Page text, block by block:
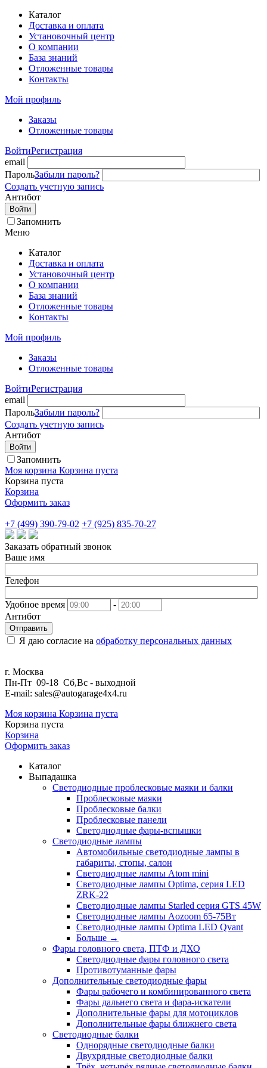
Каталог
Доставка и оплата
Установочный центр
О компании
База знаний
Отложенные товары
Контакты
Мой профиль
Заказы
Отложенные товары
ВойтиРегистрация
email
ПарольЗабыли пароль?
Создать учетную запись
Антибот
Войти
Запомнить
Меню
Каталог
Доставка и оплата
Установочный центр
О компании
База знаний
Отложенные товары
Контакты
Мой профиль
Заказы
Отложенные товары
ВойтиРегистрация
email
ПарольЗабыли пароль?
Создать учетную запись
Антибот
Войти
Запомнить
Моя корзина Корзина пуста
Корзина пуста
Корзина
Оформить заказ
+7 (499) 390-79-02 +7 (925) 835-70-27
Заказать обратный звонок
Ваше имя
Телефон
Удобное время
-
Антибот
Отправить
Я даю согласие на обработку персональных данных
г. Москва
Пн-Пт 09-18 Сб,Вс - выходной
E-mail: sales@autogarage4x4.ru
Моя корзина Корзина пуста
Корзина пуста
Корзина
Оформить заказ
Каталог
Выпадашка
Светодиодные проблесковые маяки и балки
Проблесковые маяки
Проблесковые балки
Проблесковые панели
Светодиодные фары-вспышки
Светодиодные лампы
Автомобильные светодиодные лампы в
габариты, стопы, салон
Светодиодные лампы Atom mini
Светодиодные лампы Optima, серия LED
ZRK-22
Светодиодные лампы Starled серия GTS 45W
Светодиодные лампы Aozoom 65-75Вт
Светодиодные лампы Optima LED Qvant
Больше →
Фары головного света, ПТФ и ДХО
Светодиодные фары головного света
Противотуманные фары
Дополнительные светодиодные фары
Фары рабочего и комбинированного света
Фары дальнего света и фара-искатели
Дополнительные фары для мотоциклов
Дополнительные фары ближнего света
Светодиодные балки
Однорядные светодиодные балки
Двухрядные светодиодные балки